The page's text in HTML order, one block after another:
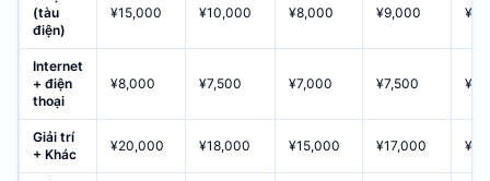
(tàu
điện)
¥15,000 ¥10,000 ¥8,000 ¥9,000
Internet
+ điện
thoại
¥8,000 ¥7,500 ¥7,000 ¥7,500
Giải trí
+ Khác
¥20,000 ¥18,000 ¥15,000 ¥17,000